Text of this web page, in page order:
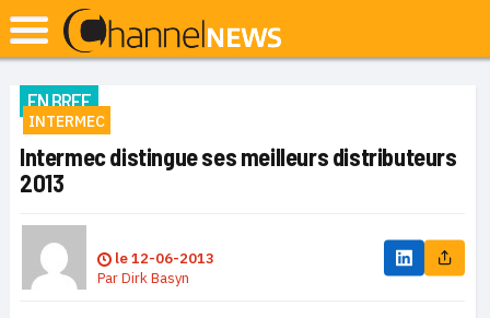
EN BREF
INTERMEC
Intermec distingue ses meilleurs distributeurs
2013
le12-06-2013
ParDirk Basyn